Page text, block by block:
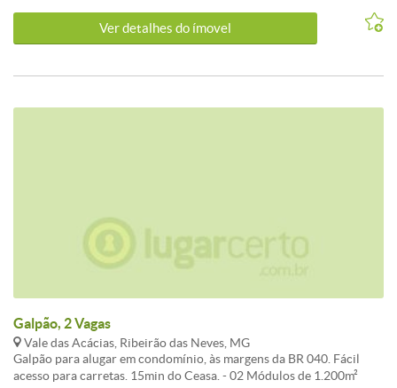
reforçado de alta resistência
Ver detalhes do ímovel
Galpão, 2 Vagas
Vale das Acácias, Ribeirão das Neves, MG
Galpão para alugar em condomínio, às margens da BR 040. Fácil
acesso para carretas. 15min do Ceasa. - 02 Módulos de 1.200m²